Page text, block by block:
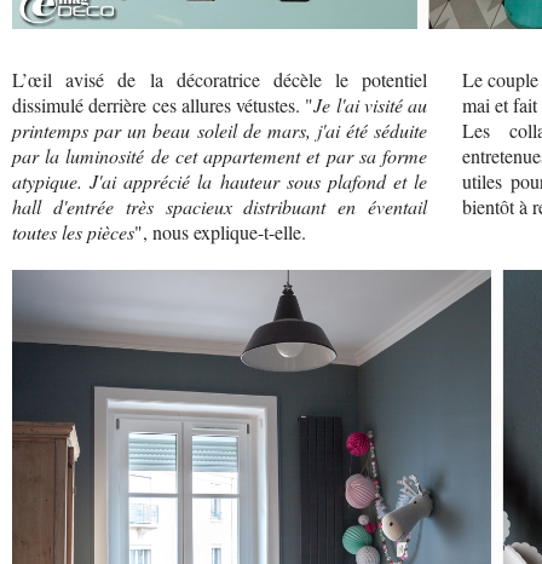
L’œil avisé de la décoratrice décèle le potentiel
dissimulé derrière ces allures vétustes. "Je l'ai visité au
printemps par un beau soleil de mars, j'ai été séduite
par la luminosité de cet appartement et par sa forme
atypique. J'ai apprécié la hauteur sous plafond et le
hall d'entrée très spacieux distribuant en éventail
toutes les pièces", nous explique-t-elle.
Le
mai et fait
Les
utiles
bientôt à